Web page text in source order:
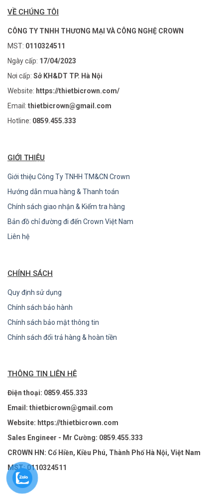
VỀ CHÚNG TÔI
CÔNG TY TNHH THƯƠNG MẠI VÀ CÔNG NGHỆ CROWN
MST: 0110324511
Ngày cấp: 17/04/2023
Nơi cấp: Sở KH&DT TP. Hà Nội
Website: https://thietbicrown.com/
Email: thietbicrown@gmail.com
Hotline: 0859.455.333
GIỚI THIỆU
Giới thiệu Công Ty TNHH TM&CN Crown
Hướng dẫn mua hàng & Thanh toán
Chính sách giao nhận & Kiểm tra hàng
Bản đồ chỉ đường đi đến Crown Việt Nam
Liên hệ
CHÍNH SÁCH
Quy định sử dụng
Chính sách bảo hành
Chính sách bảo mật thông tin
Chính sách đổi trả hàng & hoàn tiền
THÔNG TIN LIÊN HỆ
Điện thoại: 0859.455.333
Email: thietbicrown@gmail.com
Website: https://thietbicrown.com
Sales Engineer - Mr Cường: 0859.455.333
CROWN HN: Cổ Hiền, Kiều Phú, Thành Phố Hà Nội, Việt Nam
MST: 0110324511